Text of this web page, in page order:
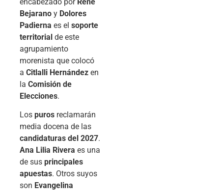
Bejarano y Dolores
Padierna es el soporte
territorial de este
agrupamiento
morenista que colocó
a Citlalli Hernández en
la Comisión de
Elecciones.
Los puros reclamarán
media docena de las
candidaturas del 2027.
Ana Lilia Rivera es una
de sus principales
apuestas. Otros suyos
son Evangelina